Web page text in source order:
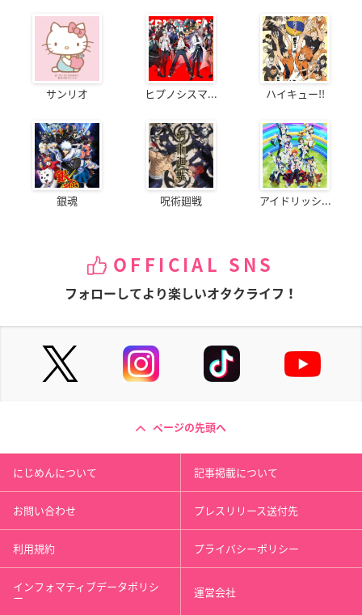
サンリオ ヒプノシスマ... ハイキュー!!
銀魂 呪術廻戦 アイドリッシ...
OFFICIAL SNS
フォローしてより楽しいオタクライフ！
ページの先頭へ
にじめんについて 記事掲載について
お問い合わせ プレスリリース送付先
利用規約 プライバシーポリシー
インフォマティブデータポリシ
ー 運営会社